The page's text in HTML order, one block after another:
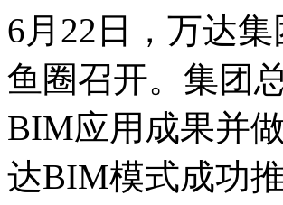
6月22日，万达
鱼圈召开。集团
BIM应用成果并
达BIM模式成功